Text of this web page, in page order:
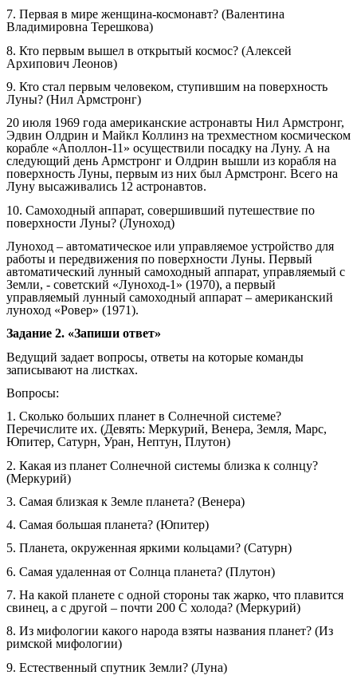
7. Первая в мире женщина-космонавт? (Валентина
Владимировна Терешкова)
8. Кто первым вышел в открытый космос? (Алексей
Архипович Леонов)
9. Кто стал первым человеком, ступившим на поверхность
Луны? (Нил Армстронг)
20 июля 1969 года американские астронавты Нил Армстронг,
Эдвин Олдрин и Майкл Коллинз на трехместном космическом
корабле «Аполлон-11» осуществили посадку на Луну. А на
следующий день Армстронг и Олдрин вышли из корабля на
поверхность Луны, первым из них был Армстронг. Всего на
Луну высаживались 12 астронавтов.
10. Самоходный аппарат, совершивший путешествие по
поверхности Луны? (Луноход)
Луноход – автоматическое или управляемое устройство для
работы и передвижения по поверхности Луны. Первый
автоматический лунный самоходный аппарат, управляемый с
Земли, - советский «Луноход-1» (1970), а первый
управляемый лунный самоходный аппарат – американский
луноход «Ровер» (1971).
Задание 2. «Запиши ответ»
Ведущий задает вопросы, ответы на которые команды
записывают на листках.
Вопросы:
1. Сколько больших планет в Солнечной системе?
Перечислите их. (Девять: Меркурий, Венера, Земля, Марс,
Юпитер, Сатурн, Уран, Нептун, Плутон)
2. Какая из планет Солнечной системы близка к солнцу?
(Меркурий)
3. Самая близкая к Земле планета? (Венера)
4. Самая большая планета? (Юпитер)
5. Планета, окруженная яркими кольцами? (Сатурн)
6. Самая удаленная от Солнца планета? (Плутон)
7. На какой планете с одной стороны так жарко, что плавится
свинец, а с другой – почти 200 С холода? (Меркурий)
8. Из мифологии какого народа взяты названия планет? (Из
римской мифологии)
9. Естественный спутник Земли? (Луна)